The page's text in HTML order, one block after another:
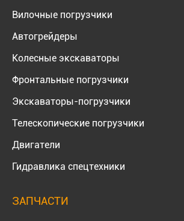
Вилочные погрузчики
Автогрейдеры
Колесные экскаваторы
Фронтальные погрузчики
Экскаваторы-погрузчики
Телескопические погрузчики
Двигатели
Гидравлика спецтехники
ЗАПЧАСТИ